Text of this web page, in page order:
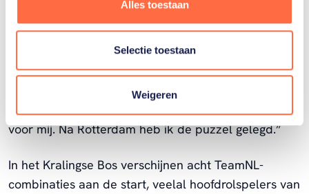
Alles toestaan
Selectie toestaan
Weigeren
landenwedstrijd op het programma staan en als ik
dan als bondscoach daar naar kijk, ben ik blij dat ik
hierdoor meer Nederlandse ruiters in de
internationale rubriek van start kan laten gaan als
laatste observatie. Niet iedereen heeft twee
observaties gereden, dus het is nog even puzzelen
voor mij. Na Rotterdam heb ik de puzzel gelegd.”
In het Kralingse Bos verschijnen acht TeamNL-
combinaties aan de start, veelal hoofdrolspelers van